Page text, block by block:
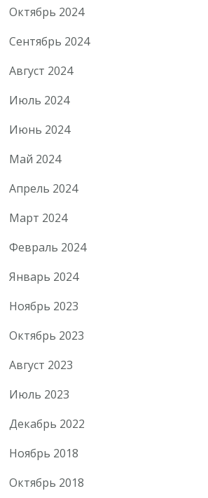
Октябрь 2024
Сентябрь 2024
Август 2024
Июль 2024
Июнь 2024
Май 2024
Апрель 2024
Март 2024
Февраль 2024
Январь 2024
Ноябрь 2023
Октябрь 2023
Август 2023
Июль 2023
Декабрь 2022
Ноябрь 2018
Октябрь 2018